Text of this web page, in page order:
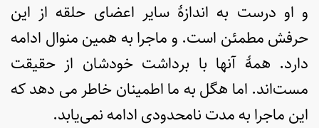
و او درست به اندازۀ سایر اعضای حلقه از این
حرفش مطمئن است. و ماجرا به همین منوال ادامه
دارد. همۀ آنها با برداشت خودشان از حقیقت
مست‌اند. اما هگل به ما اطمینان خاطر می دهد که
این ماجرا به مدت نامحدودی ادامه نمی‌یابد.